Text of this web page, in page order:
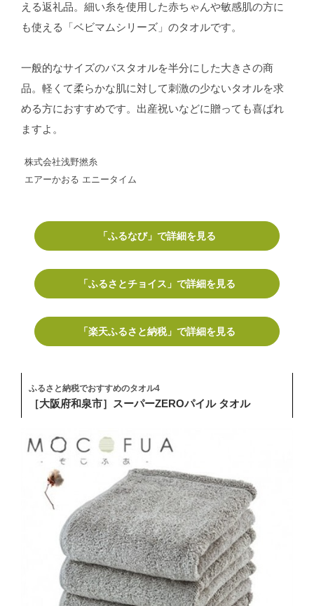
える返礼品。細い糸を使用した赤ちゃんや敏感肌の方に
も使える「ベビマムシリーズ」のタオルです。
一般的なサイズのバスタオルを半分にした大きさの商
品。軽くて柔らかな肌に対して刺激の少ないタオルを求
める方におすすめです。出産祝いなどに贈っても喜ばれ
ますよ。
株式会社浅野撚糸
エアーかおる エニータイム
「ふるなび」で詳細を見る
「ふるさとチョイス」で詳細を見る
「楽天ふるさと納税」で詳細を見る
ふるさと納税でおすすめのタオル4
［大阪府和泉市］スーパーZEROパイル タオル